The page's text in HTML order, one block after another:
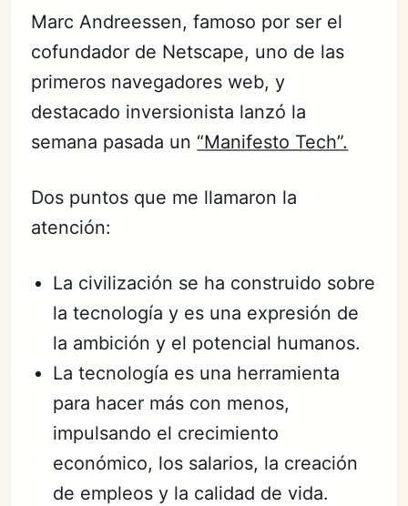
Marc Andreessen, famoso por ser el
cofundador de Netscape, uno de las
primeros navegadores web, y
destacado inversionista lanzó la
semana pasada un “Manifesto Tech”.
Dos puntos que me llamaron la
atención:
La civilización se ha construido sobre
la tecnología y es una expresión de
la ambición y el potencial humanos.
La tecnología es una herramienta
para hacer más con menos,
impulsando el crecimiento
económico, los salarios, la creación
de empleos y la calidad de vida.